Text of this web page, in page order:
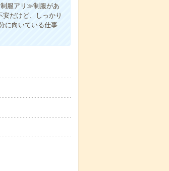
服アリ≫制服があ
だけど、しっかり
に向いている仕事